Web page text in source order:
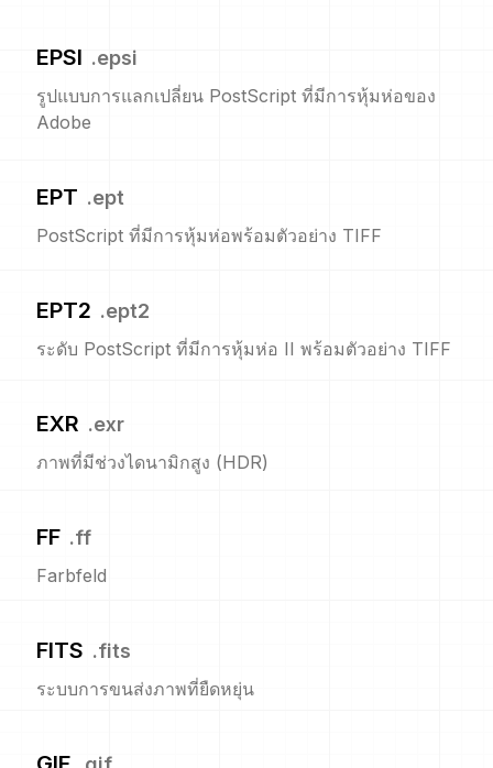
EPSI .epsi
รูปแบบการแลกเปลี่ยน PostScript ที่มีการหุ้มห่อของ
Adobe
EPT .ept
PostScript ที่มีการหุ้มห่อพร้อมตัวอย่าง TIFF
EPT2 .ept2
ระดับ PostScript ที่มีการหุ้มห่อ II พร้อมตัวอย่าง TIFF
EXR .exr
ภาพที่มีช่วงไดนามิกสูง (HDR)
FF .ff
Farbfeld
FITS .fits
ระบบการขนส่งภาพที่ยืดหยุ่น